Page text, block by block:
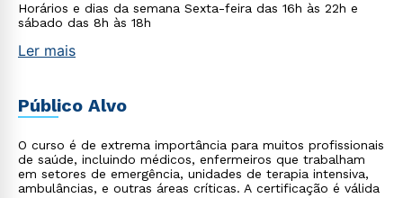
Horários e dias da semana Sexta-feira das 16h às 22h e
sábado das 8h às 18h
Ler mais
Público Alvo
O curso é de extrema importância para muitos profissionais
de saúde, incluindo médicos, enfermeiros que trabalham
em setores de emergência, unidades de terapia intensiva,
ambulâncias, e outras áreas críticas. A certificação é válida